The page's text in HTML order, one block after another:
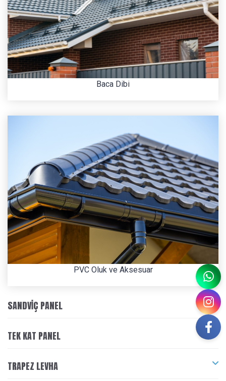
Baca Dibi
PVC Oluk ve Aksesuar
SANDVIÇ PANEL
TEK KAT PANEL
TRAPEZ LEVHA